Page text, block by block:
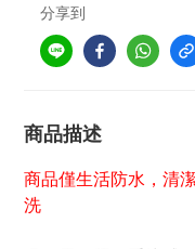
分享到
商品描述
商品僅生活防水，清
洗